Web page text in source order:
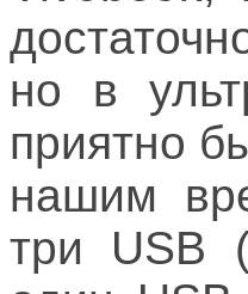
но в
приятно
нашим
три USB